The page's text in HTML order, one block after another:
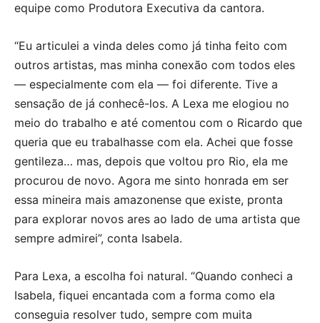
equipe como Produtora Executiva da cantora.
“Eu articulei a vinda deles como já tinha feito com
outros artistas, mas minha conexão com todos eles
— especialmente com ela — foi diferente. Tive a
sensação de já conhecê-los. A Lexa me elogiou no
meio do trabalho e até comentou com o Ricardo que
queria que eu trabalhasse com ela. Achei que fosse
gentileza… mas, depois que voltou pro Rio, ela me
procurou de novo. Agora me sinto honrada em ser
essa mineira mais amazonense que existe, pronta
para explorar novos ares ao lado de uma artista que
sempre admirei”, conta Isabela.
Para Lexa, a escolha foi natural. “Quando conheci a
Isabela, fiquei encantada com a forma como ela
conseguia resolver tudo, sempre com muita